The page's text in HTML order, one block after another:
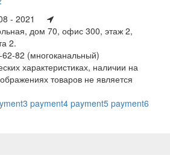
- 2021
дом 70, офис 300, этаж 2,
2.
82 (многоканальный)
характеристиках, наличии на
товаров не является
payment4 payment5 payment6